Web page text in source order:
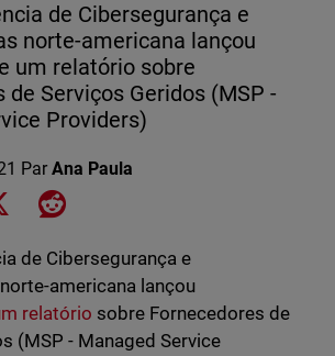
de Cibersegurança e
norte-americana lançou
um relatório sobre
de Serviços Geridos (MSP -
Providers)
Par Ana Paula
on Facebook
Share on XShare on Reddit
de Cibersegurança e
americana lançou
relatório sobre Fornecedores de
(MSP - Managed Service